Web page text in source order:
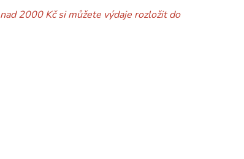
2000 Kč si můžete výdaje rozložit do